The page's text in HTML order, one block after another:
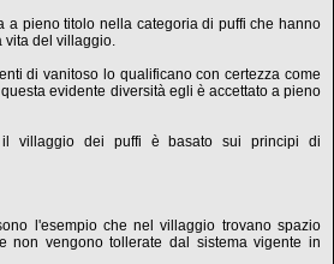
a pieno titolo nella categoria di puffi che hanno
vita del villaggio.
di vanitoso lo qualificano con certezza come
evidente diversità egli è accettato a pieno
villaggio dei puffi è basato sui principi di
l'esempio che nel villaggio trovano spazio
non vengono tollerate dal sistema vigente in